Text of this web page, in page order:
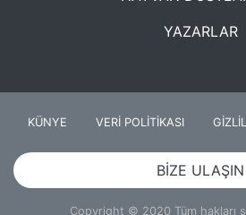
YAZARLAR
KÜNYE VERİ POLİTİKASI
BİZE ULAŞIN
Copyright © 2020 Tüm hakları